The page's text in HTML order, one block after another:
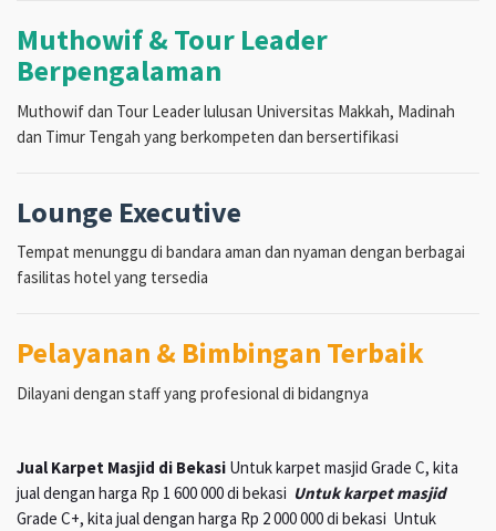
Muthowif & Tour Leader
Berpengalaman
Muthowif dan Tour Leader lulusan Universitas Makkah, Madinah
dan Timur Tengah yang berkompeten dan bersertifikasi
Lounge Executive
Tempat menunggu di bandara aman dan nyaman dengan berbagai
fasilitas hotel yang tersedia
Pelayanan & Bimbingan Terbaik
Dilayani dengan staff yang profesional di bidangnya
Jual Karpet Masjid di Bekasi Untuk karpet masjid Grade C, kita
jual dengan harga Rp 1 600 000 di bekasi Untuk karpet masjid
Grade C+, kita jual dengan harga Rp 2 000 000 di bekasi Untuk